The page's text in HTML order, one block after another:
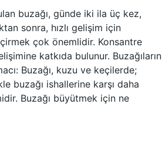
buzağı, günde iki ila üç kez,
sonra, hızlı gelişim için
çok önemlidir. Konsantre
katkıda bulunur. Buzağıların
Buzağı, kuzu ve keçilerde;
buzağı ishallerine karşı daha
Buzağı büyütmek için ne